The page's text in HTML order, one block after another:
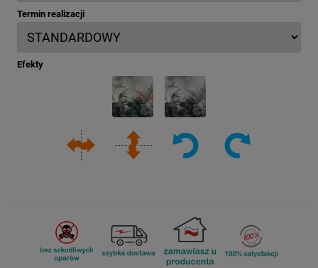
Termin realizacji
Efekty